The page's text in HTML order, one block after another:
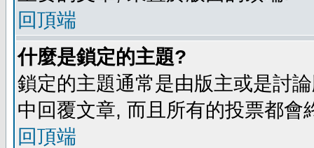
回頂端
什麼是鎖定的主題?
鎖定的主題通常是由版主或是討
中回覆文章, 而且所有的投票都
回頂端